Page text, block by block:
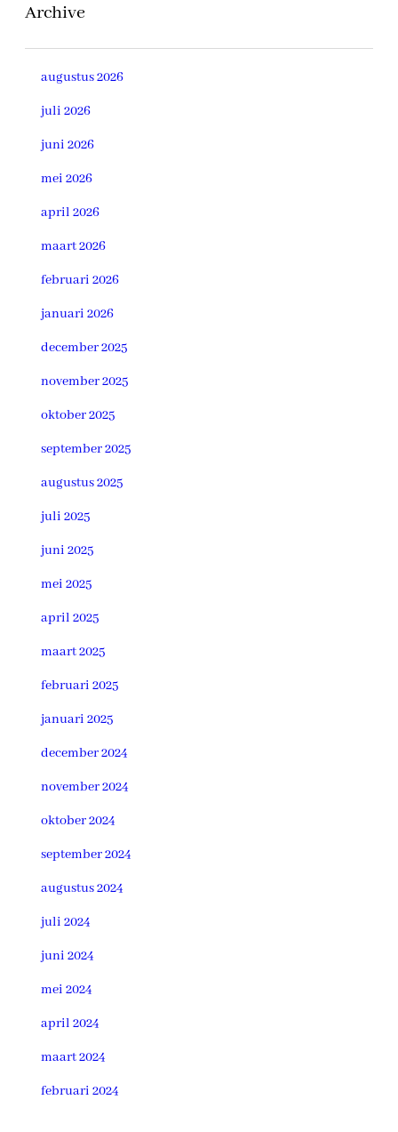
Archive
augustus 2026
juli 2026
juni 2026
mei 2026
april 2026
maart 2026
februari 2026
januari 2026
december 2025
november 2025
oktober 2025
september 2025
augustus 2025
juli 2025
juni 2025
mei 2025
april 2025
maart 2025
februari 2025
januari 2025
december 2024
november 2024
oktober 2024
september 2024
augustus 2024
juli 2024
juni 2024
mei 2024
april 2024
maart 2024
februari 2024